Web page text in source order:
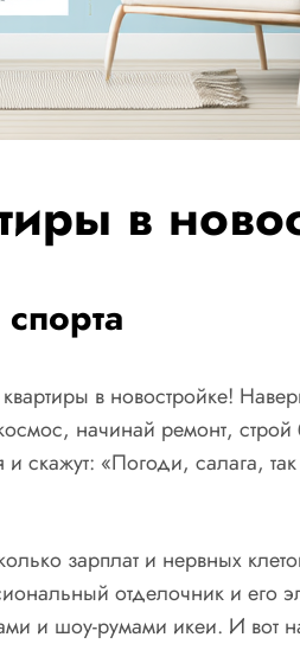
в
в новостройке!
начинай ремонт,
«Погоди, салага, так
зарплат и нервных
отделочник и его
и шоу-румами икеи. И